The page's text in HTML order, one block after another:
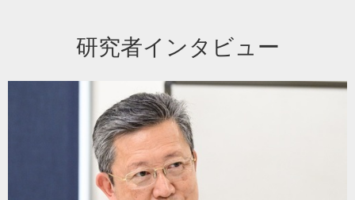
研究者インタビュー